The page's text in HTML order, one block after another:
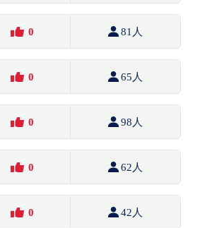
0 81人
0 65人
0 98人
0 62人
0 42人